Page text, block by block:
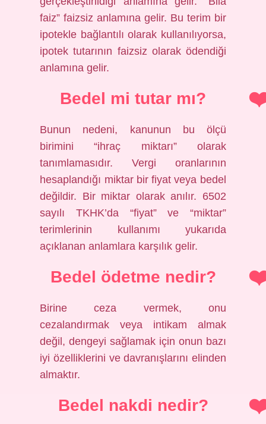
faiz” faizsiz anlamına gelir. Bu terim bir
ipotekle bağlantılı olarak kullanılıyorsa,
ipotek tutarının faizsiz olarak ödendiği
anlamına gelir.
Bedel mi tutar mı?
Bunun nedeni, kanunun bu ölçü
birimini “ihraç miktarı” olarak
tanımlamasıdır. Vergi oranlarının
hesaplandığı miktar bir fiyat veya bedel
değildir. Bir miktar olarak anılır. 6502
sayılı TKHK’da “fiyat” ve “miktar”
terimlerinin kullanımı yukarıda
açıklanan anlamlara karşılık gelir.
Bedel ödetme nedir?
Birine ceza vermek, onu
cezalandırmak veya intikam almak
değil, dengeyi sağlamak için onun bazı
iyi özelliklerini ve davranışlarını elinden
almaktır.
Bedel nakdi nedir?